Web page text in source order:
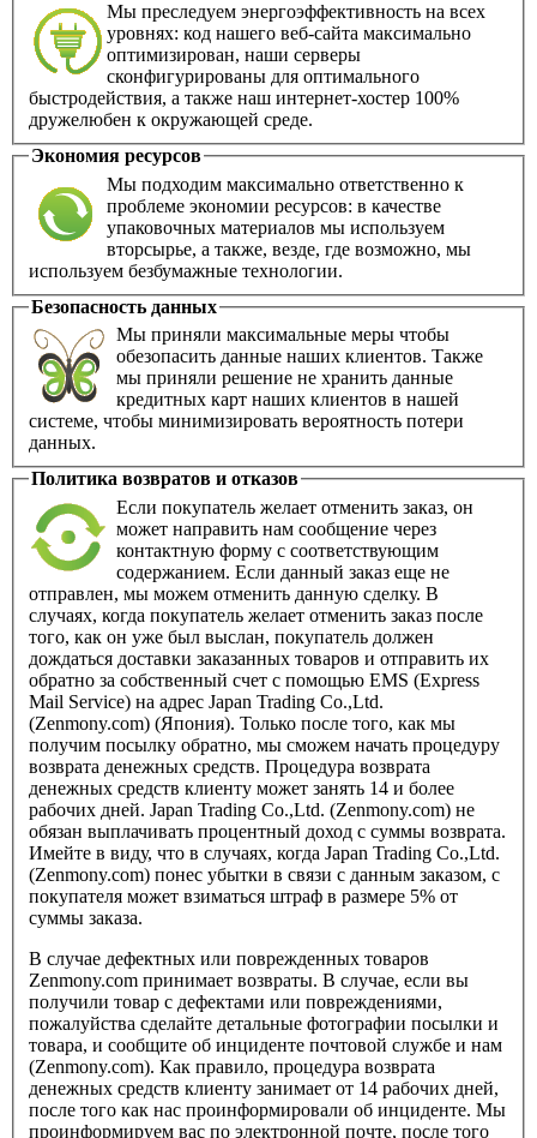
Мы преследуем энергоэффективность на всех
уровнях: код нашего веб-сайта максимально
оптимизирован, наши серверы
сконфигурированы для оптимального
быстродействия, а также наш интернет-хостер 100%
дружелюбен к окружающей среде.
Экономия ресурсов
Мы подходим максимально ответственно к
проблеме экономии ресурсов: в качестве
упаковочных материалов мы используем
вторсырье, а также, везде, где возможно, мы
используем безбумажные технологии.
Безопасность данных
Мы приняли максимальные меры чтобы
обезопасить данные наших клиентов. Также
мы приняли решение не хранить данные
кредитных карт наших клиентов в нашей
системе, чтобы минимизировать вероятность потери
данных.
Политика возвратов и отказов
Если покупатель желает отменить заказ, он
может направить нам сообщение через
контактную форму с соответствующим
содержанием. Если данный заказ еще не
отправлен, мы можем отменить данную сделку. В
случаях, когда покупатель желает отменить заказ после
того, как он уже был выслан, покупатель должен
дождаться доставки заказанных товаров и отправить их
обратно за собственный счет с помощью EMS (Express
Mail Service) на адрес Japan Trading Co.,Ltd.
(Zenmony.com) (Япония). Только после того, как мы
получим посылку обратно, мы сможем начать процедуру
возврата денежных средств. Процедура возврата
денежных средств клиенту может занять 14 и более
рабочих дней. Japan Trading Co.,Ltd. (Zenmony.com) не
обязан выплачивать процентный доход с суммы возврата.
Имейте в виду, что в случаях, когда Japan Trading Co.,Ltd.
(Zenmony.com) понес убытки в связи с данным заказом, с
покупателя может взиматься штраф в размере 5% от
суммы заказа.
В случае дефектных или поврежденных товаров
Zenmony.com принимает возвраты. В случае, если вы
получили товар с дефектами или повреждениями,
пожалуйства сделайте детальные фотографии посылки и
товара, и сообщите об инциденте почтовой службе и нам
(Zenmony.com). Как правило, процедура возврата
денежных средств клиенту занимает от 14 рабочих дней,
после того как нас проинформировали об инциденте. Мы
проинформируем вас по электронной почте, после того